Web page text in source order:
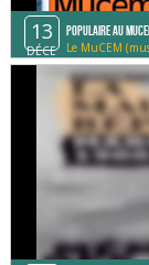
13
DÉCE
Populaire au
Le MuCEM
Méditerranée)